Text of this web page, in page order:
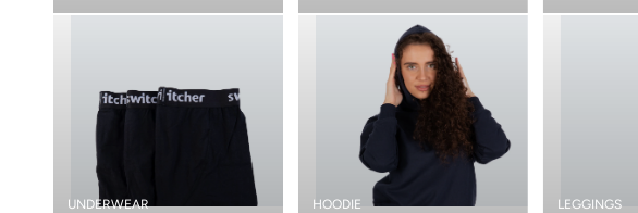
UNDERWEAR HOODIE LEGGINGS